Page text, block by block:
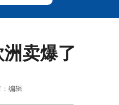
卖爆了
编辑